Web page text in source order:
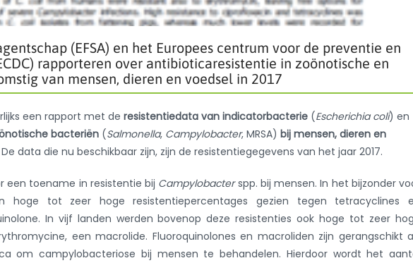
(EFSA) en het Europees centrum voor de preventie en
rapporteren over antibioticaresistentie in zoönotische en
van mensen, dieren en voedsel in 2017
een rapport met de resistentiedata van indicatorbacterie (Escherichia coli) en
bacteriën (Salmonella, Campylobacter, MRSA) bij mensen, dieren en
De data die nu beschikbaar zijn, zijn de resistentiegegevens van het jaar 2017.
een toename in resistentie bij Campylobacterspp. bij mensen. In het bijzonder
hoge tot zeer hoge resistentiepercentages gezien tegen tetracyclines
In vijf landen werden bovenop deze resistenties ook hoge tot zeer
een macrolide. Fluoroquinolones en macroliden zijn gerangschikt
om campylobacteriose bij mensen te behandelen. Hierdoor wordt het